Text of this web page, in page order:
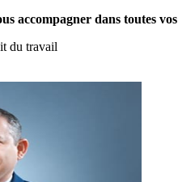
accompagner dans toutes
du travail